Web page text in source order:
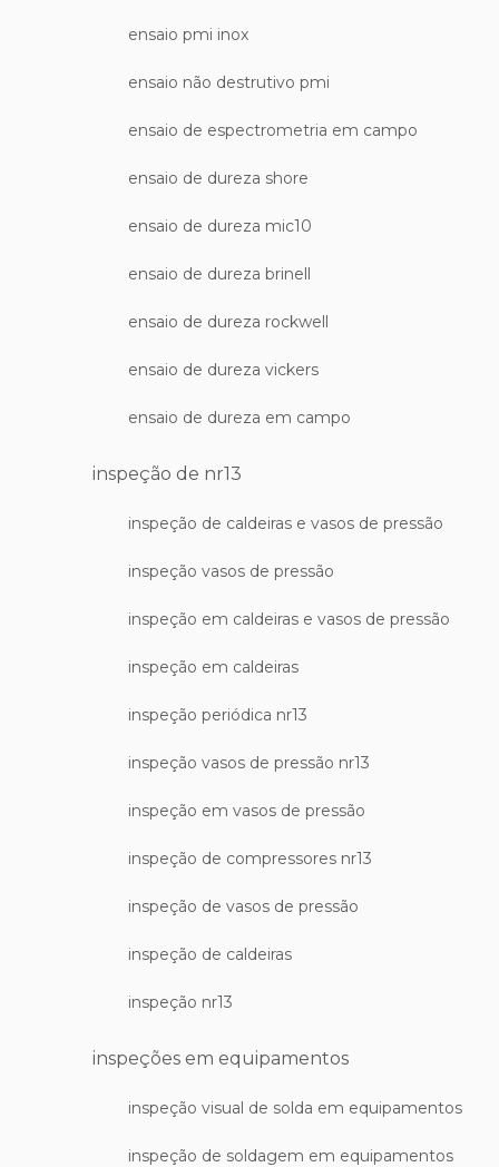
ensaio pmi inox
ensaio não destrutivo pmi
ensaio de espectrometria em campo
ensaio de dureza shore
ensaio de dureza mic10
ensaio de dureza brinell
ensaio de dureza rockwell
ensaio de dureza vickers
ensaio de dureza em campo
inspeção de nr13
inspeção de caldeiras e vasos de pressão
inspeção vasos de pressão
inspeção em caldeiras e vasos de pressão
inspeção em caldeiras
inspeção periódica nr13
inspeção vasos de pressão nr13
inspeção em vasos de pressão
inspeção de compressores nr13
inspeção de vasos de pressão
inspeção de caldeiras
inspeção nr13
inspeções em equipamentos
inspeção visual de solda em equipamentos
inspeção de soldagem em equipamentos